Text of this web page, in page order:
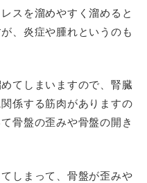
スを溜めやすく溜めると
、炎症や腫れというのも
てしまいますので、腎臓
係する筋肉がありますの
骨盤の歪みや骨盤の開き
しまって、骨盤が歪みや